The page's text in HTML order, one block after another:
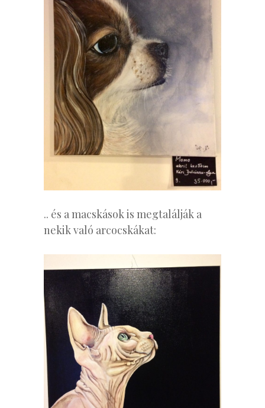
.. és a macskások is megtalálják a
nekik való arcocskákat: